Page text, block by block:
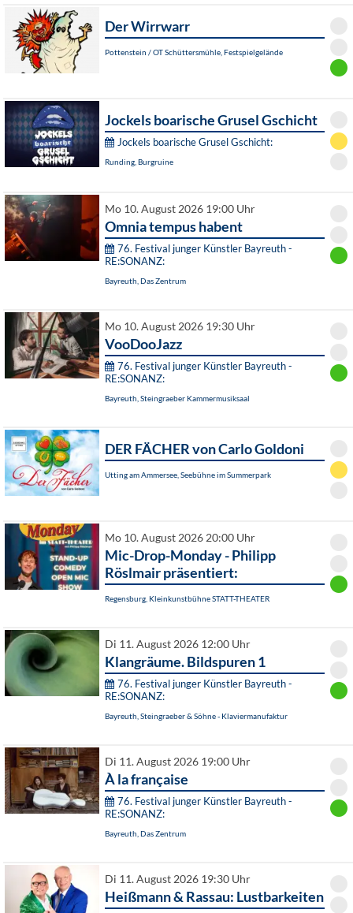
Der Wirrwarr
Pottenstein / OT Schüttersmühle, Festspielgelände
Jockels boarische Grusel Gschicht
Jockels boarische Grusel Gschicht:
Runding, Burgruine
Mo 10. August 2026 19:00 Uhr
Omnia tempus habent
76. Festival junger Künstler Bayreuth -
RE:SONANZ:
Bayreuth, Das Zentrum
Mo 10. August 2026 19:30 Uhr
VooDooJazz
76. Festival junger Künstler Bayreuth -
RE:SONANZ:
Bayreuth, Steingraeber Kammermusiksaal
DER FÄCHER von Carlo Goldoni
Utting am Ammersee, Seebühne im Summerpark
Mo 10. August 2026 20:00 Uhr
Mic-Drop-Monday - Philipp
Röslmair präsentiert:
Regensburg, Kleinkunstbühne STATT-THEATER
Di 11. August 2026 12:00 Uhr
Klangräume. Bildspuren 1
76. Festival junger Künstler Bayreuth -
RE:SONANZ:
Bayreuth, Steingraeber & Söhne - Klaviermanufaktur
Di 11. August 2026 19:00 Uhr
À la française
76. Festival junger Künstler Bayreuth -
RE:SONANZ:
Bayreuth, Das Zentrum
Di 11. August 2026 19:30 Uhr
Heißmann & Rassau: Lustbarkeiten